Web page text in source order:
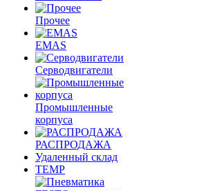
Прочее
EMAS
Cерводвигатели
Промышленные
корпуса
РАСПРОДАЖА
Удаленный склад
TEMP